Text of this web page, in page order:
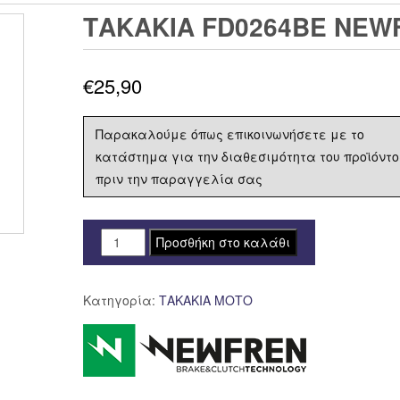
ΤΑΚΑΚΙΑ FD0264BE
€25,90
Παρακαλούμε όπως επικοινωνήσετε με το
κατάστημα για την διαθεσιμότητα του
πριν την παραγγελία σας
ΤΑΚΑΚΙΑ
FD0264BE
F283/423
ποσότητα
Προσθήκη στο καλάθι
Κατηγορία: ΤΑΚΑΚΙΑ ΜΟΤΟ